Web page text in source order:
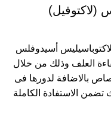
(لاكتوفيل)
أسيدوفلس
العلف وذلك من خلال
بالاضافة لدورها فى
الاستفادة الكاملة